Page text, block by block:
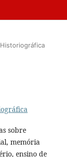
sobre
memória
ensino de